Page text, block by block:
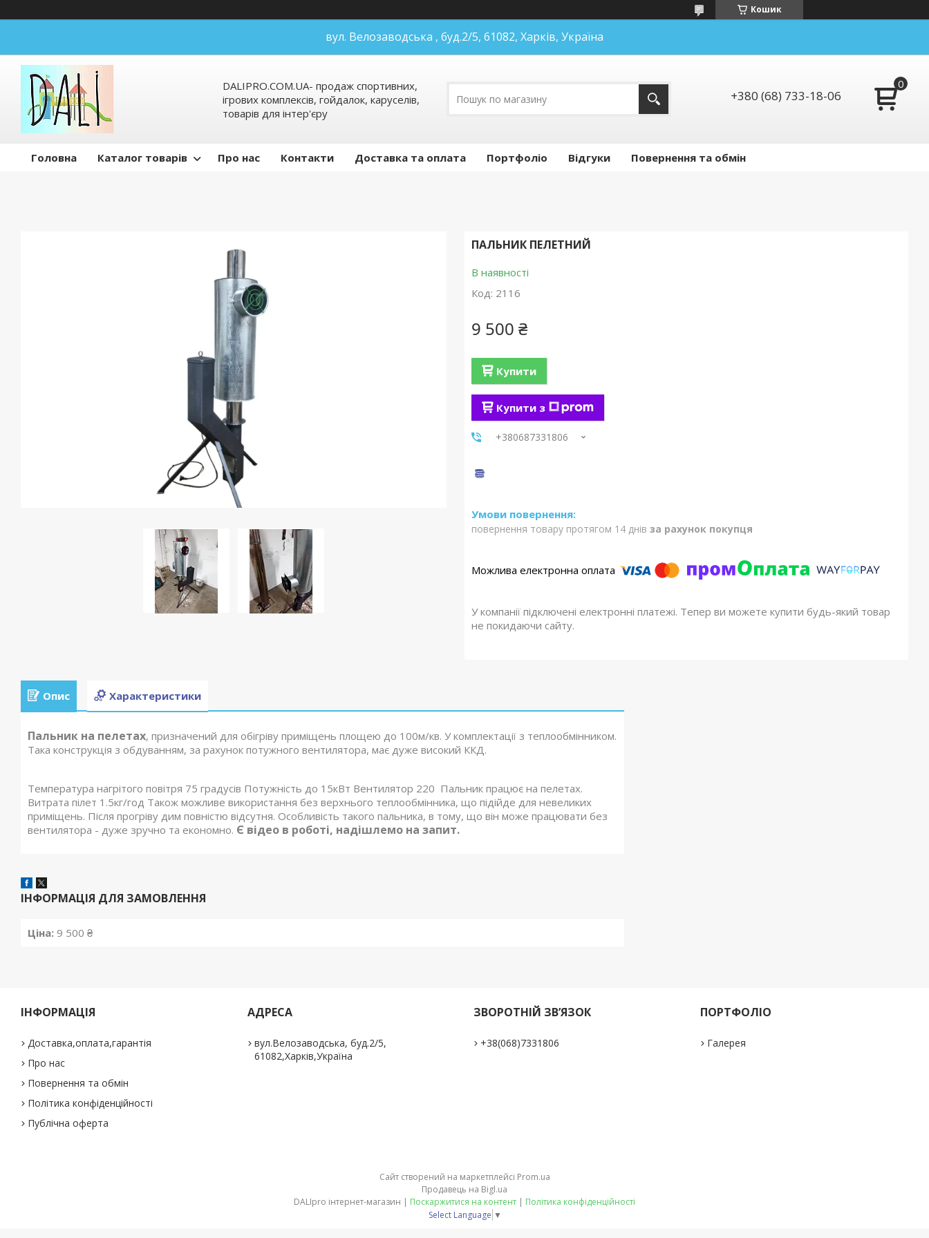
Кошик
вул. Велозаводська , буд.2/5, 61082, Харків, Україна
DALIPRO.COM.UA- продаж спортивних,
ігрових комплексів, гойдалок, каруселів,
товарів для інтер'єру
+380 (68) 733-18-06
Головна Каталог товарів Про нас Контакти Доставка та оплата Портфоліо Відгуки Повернення та обмін
ПАЛЬНИК ПЕЛЕТНИЙ
В наявності
Код: 2116
9 500 ₴
Купити
Купити з
+380687331806
повернення товару протягом 14 днів за рахунок покупця
У компанії підключені електронні платежі. Тепер ви можете купити будь-який товар
не покидаючи сайту.
Опис Характеристики
Пальник на пелетах, призначений для обігріву приміщень площею до 100м/кв. У комплектації з теплообмінником.
Така конструкція з обдуванням, за рахунок потужного вентилятора, має дуже високий ККД.
Температура нагрітого повітря 75 градусів Потужність до 15кВт Вентилятор 220 Пальник працює на пелетах.
Витрата пілет 1.5кг/год Також можливе використання без верхнього теплообмінника, що підійде для невеликих
приміщень. Після прогріву дим повністю відсутня. Особливість такого пальника, в тому, що він може працювати без
вентилятора - дуже зручно та економно. Є відео в роботі, надішлемо на запит.
ІНФОРМАЦІЯ ДЛЯ ЗАМОВЛЕННЯ
Ціна: 9 500 ₴
ІНФОРМАЦІЯ
Доставка,оплата,гарантія
Про нас
Повернення та обмін
Політика конфіденційності
Публічна оферта
АДРЕСА
вул.Велозаводська, буд.2/5,
61082,Харків,Україна
ЗВОРОТНІЙ ЗВ’ЯЗОК
+38(068)7331806
ПОРТФОЛІО
Галерея
Сайт створений на маркетплейсі Prom.ua
Продавець на Bigl.ua
Поскаржитися на контент
Політика конфіденційності
Select Language ▼